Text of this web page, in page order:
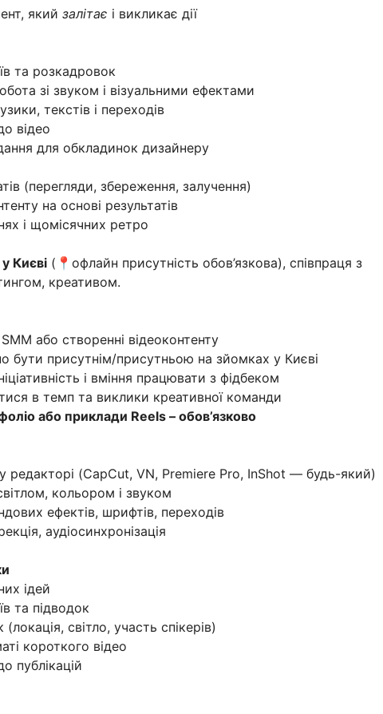
який залітає і викликає дії
та розкадровок
зі звуком і візуальними ефектами
текстів і переходів
відео
для обкладинок дизайнеру
(перегляди, збереження, залучення)
на основі результатів
і щомісячних ретро
Києві (📍офлайн присутність обов’язкова), співпраця з
креативом.
або створенні відеоконтенту
бути присутнім/присутньою на зйомках у Києві
і вміння працювати з фідбеком
в темп та виклики креативної команди
або приклади Reels – обов’язково
редакторі (CapCut, VN, Premiere Pro, InShot — будь-який)
кольором і звуком
ефектів, шрифтів, переходів
аудіосинхронізація
ідей
та підводок
світло, участь спікерів)
короткого відео
публікацій